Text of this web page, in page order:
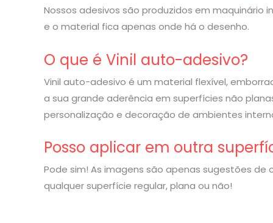
Nossos adesivos são produzidos em maquinário
e o material fica apenas onde há o desenho.
O que é Vinil auto-adesivo?
Vinil auto-adesivo é um material flexível,
a sua grande aderência em superfícies não
personalização e decoração de ambientes
Posso aplicar em outra
Pode sim! As imagens são apenas sugestões
qualquer superfície regular, plana ou não!